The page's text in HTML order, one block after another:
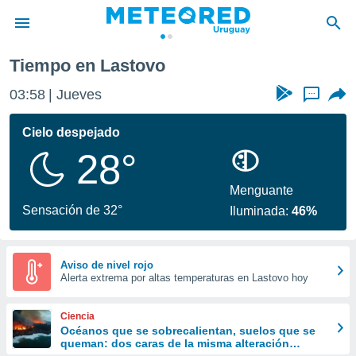
de
ha
calidad.
a este
las
y
forma
digital
basada
Tiempo en Lastovo
03:58 Jueves ...
Cielo despejado
28°
Sensación de 32°
Menguante
Iluminada:46%
Aviso de nivel rojo
Alerta extrema por altas temperaturas en Lastovo hoy
Ciencia
Océanos que se sobrecalientan, suelos que se
queman: dos caras de la misma alteración